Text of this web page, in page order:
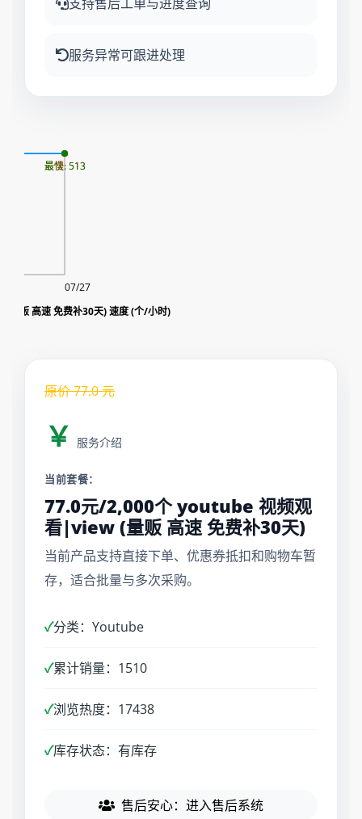
服务异常可跟进处理
贩 高速 免费补30天) 速度 (个/小时)
07/27
最慢: 513
最快: 513
原价77.0元
￥ 服务介绍
当前套餐：
77.0元/2,000个 youtube 视频观
看|view (量贩 高速 免费补30天)
当前产品支持直接下单、优惠券抵扣和购物车暂
存，适合批量与多次采购。
✓分类：Youtube
✓累计销量：1510
✓浏览热度：17438
✓库存状态：有库存
售后安心：进入售后系统